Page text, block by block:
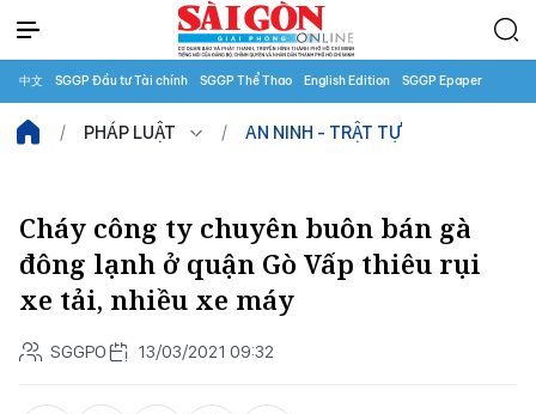
中文 SGGP Đầu tư Tài chính SGGP Thể Thao English Edition SGGP Epaper
PHÁP LUẬT AN NINH - TRẬT TỰ
Cháy công ty chuyên buôn bán gà
đông lạnh ở quận Gò Vấp thiêu rụi
xe tải, nhiều xe máy
SGGPO 13/03/2021 09:32